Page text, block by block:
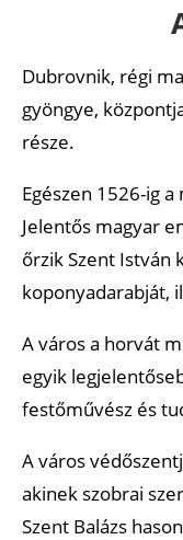
Tengerpartok,
Plaza Banje
Plaza Bellevue
Buza Bar alatti
Uvala Lapad
Interaktív és
Ajánlott cikkek
Dubrovnik, régi
gyöngye,
része.
Egészen 1526-ig
Jelentős magyar
őrzik Szent István
koponyadarabját,
A város a horvát
egyik
festőművész és
A város
akinek szobrai
Szent Balázs